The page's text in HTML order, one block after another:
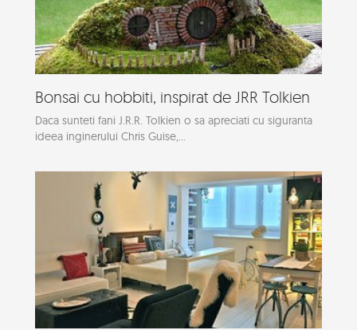
Bonsai cu hobbiti, inspirat de JRR Tolkien
Daca sunteti fani J.R.R. Tolkien o sa apreciati cu siguranta
ideea inginerului Chris Guise,...